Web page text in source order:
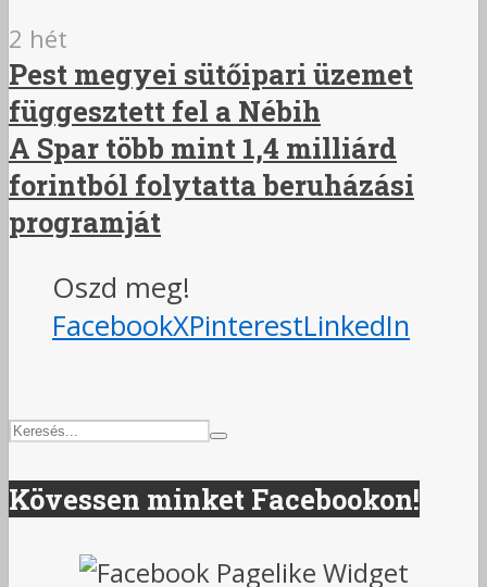
2 hét
Pest megyei sütőipari üzemet
függesztett fel a Nébih
A Spar több mint 1,4 milliárd
forintból folytatta beruházási
programját
Oszd meg!
FacebookXPinterestLinkedIn
Kövessen minket Facebookon!